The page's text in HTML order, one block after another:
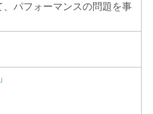
パフォーマンスの問題を事